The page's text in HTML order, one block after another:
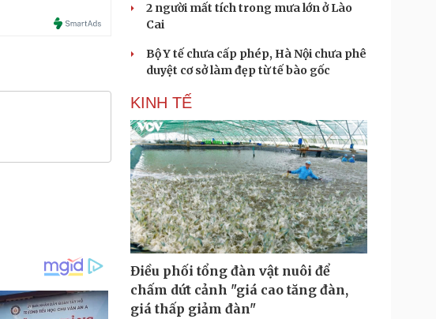
2 người mất tích trong mưa lớn ở Lào
Cai
Bộ Y tế chưa cấp phép, Hà Nội chưa phê
duyệt cơ sở làm đẹp từ tế bào gốc
KINH TẾ
Điều phối tổng đàn vật nuôi để
chấm dứt cảnh "giá cao tăng đàn,
giá thấp giảm đàn"